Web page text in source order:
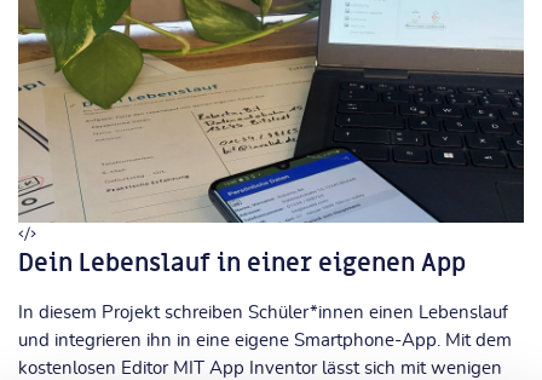
Dein Lebenslauf in einer eigenen App
In diesem Projekt schreiben Schüler*innen einen Lebenslauf
und integrieren ihn in eine eigene Smartphone-App. Mit dem
kostenlosen Editor MIT App Inventor lässt sich mit wenigen